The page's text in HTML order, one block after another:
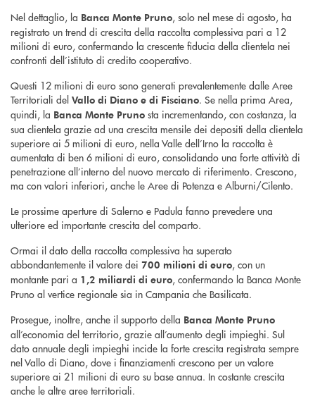
Nel dettaglio, la Banca Monte Pruno, solo nel mese di agosto, ha
registrato un trend di crescita della raccolta complessiva pari a 12
milioni di euro, confermando la crescente fiducia della clientela nei
confronti dell’istituto di credito cooperativo.
Questi 12 milioni di euro sono generati prevalentemente dalle Aree
Territoriali del Vallo di Diano e di Fisciano. Se nella prima Area,
quindi, la Banca Monte Pruno sta incrementando, con costanza, la
sua clientela grazie ad una crescita mensile dei depositi della clientela
superiore ai 5 milioni di euro, nella Valle dell’Irno la raccolta è
aumentata di ben 6 milioni di euro, consolidando una forte attività di
penetrazione all’interno del nuovo mercato di riferimento. Crescono,
ma con valori inferiori, anche le Aree di Potenza e Alburni/Cilento.
Le prossime aperture di Salerno e Padula fanno prevedere una
ulteriore ed importante crescita del comparto.
Ormai il dato della raccolta complessiva ha superato
abbondantemente il valore dei 700 milioni di euro, con un
montante pari a 1,2 miliardi di euro, confermando la Banca Monte
Pruno al vertice regionale sia in Campania che Basilicata.
Prosegue, inoltre, anche il supporto della Banca Monte Pruno
all’economia del territorio, grazie all’aumento degli impieghi. Sul
dato annuale degli impieghi incide la forte crescita registrata sempre
nel Vallo di Diano, dove i finanziamenti crescono per un valore
superiore ai 21 milioni di euro su base annua. In costante crescita
anche le altre aree territoriali.